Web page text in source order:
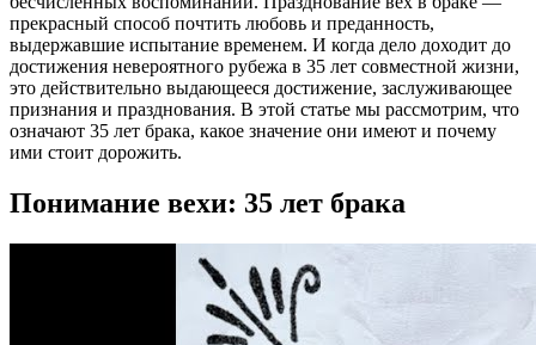
прекрасный способ почтить любовь и преданность,
выдержавшие испытание временем. И когда дело доходит до
достижения невероятного рубежа в 35 лет совместной жизни,
это действительно выдающееся достижение, заслуживающее
признания и празднования. В этой статье мы рассмотрим, что
означают 35 лет брака, какое значение они имеют и почему
ими стоит дорожить.
Понимание вехи: 35 лет брака